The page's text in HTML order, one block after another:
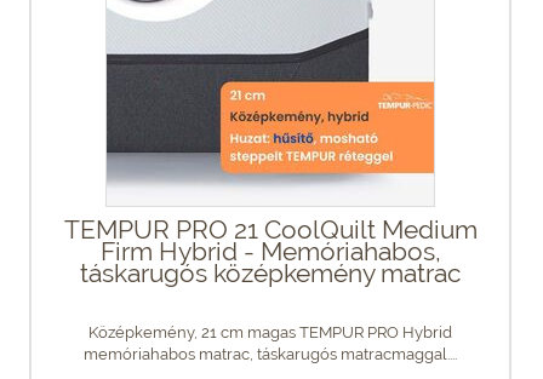
TEMPUR PRO 21 CoolQuilt Medium
Firm Hybrid - Memóriahabos,
táskarugós középkemény matrac
Középkemény, 21 cm magas TEMPUR PRO Hybrid
memóriahabos matrac, táskarugós matracmaggal....